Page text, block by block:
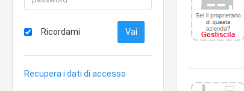
Ricordami
Recupera i dati di accesso